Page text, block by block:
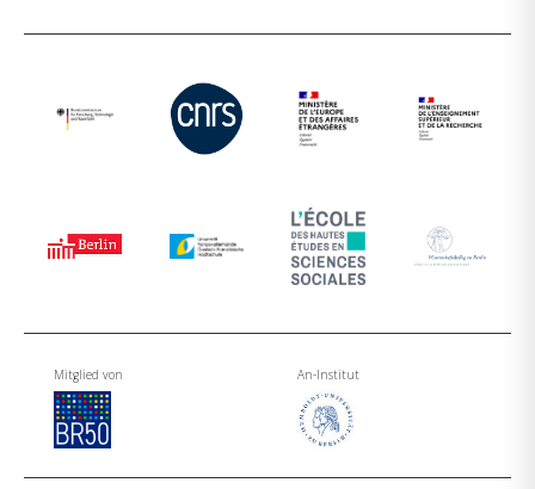
Mitglied von An-Institut